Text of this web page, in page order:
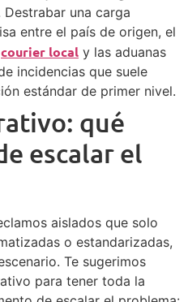
una carga
entre el país de origen, el
courier local y las aduanas
incidencias que suele
estándar de primer nivel.
qué
escalar el
aislados que solo
o estandarizadas,
Te sugerimos
para tener toda la